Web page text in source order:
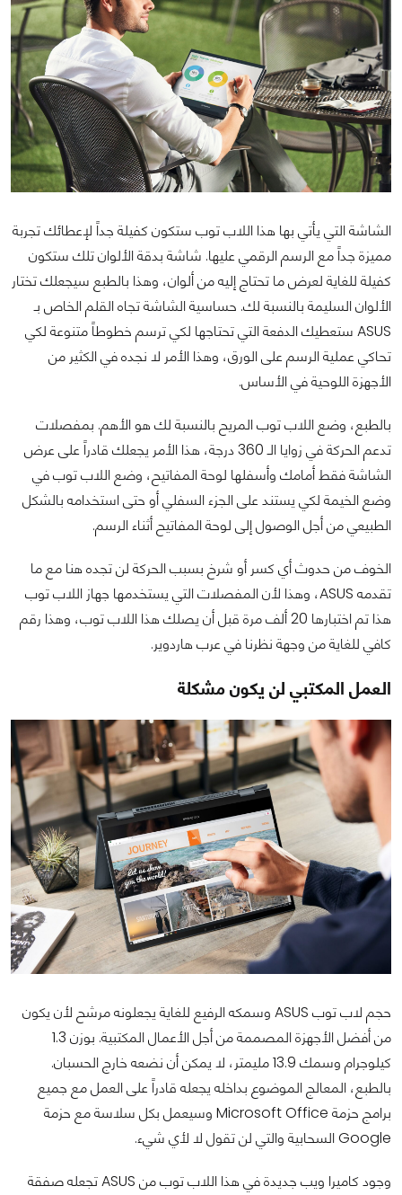
الشاشة التي يأتي بها هذا اللاب توب ستكون كفيلة جداً لإعطائك تجربة
مميزة جداً مع الرسم الرقمي عليها. شاشة بدقة الألوان تلك ستكون
كفيلة للغاية لعرض ما تحتاج إليه من ألوان، وهذا بالطبع سيجعلك تختار
الألوان السليمة بالنسبة لك. حساسية الشاشة تجاه القلم الخاص بـ
ASUS ستعطيك الدفعة التي تحتاجها لكي ترسم خطوطاً متنوعة لكي
تحاكي عملية الرسم على الورق، وهذا الأمر لا نجده في الكثير من
الأجهزة اللوحية في الأساس.
بالطبع، وضع اللاب توب المريح بالنسبة لك هو الأهم. بمفصلات
تدعم الحركة في زوايا الـ 360 درجة، هذا الأمر يجعلك قادراً على عرض
الشاشة فقط أمامك وأسفلها لوحة المفاتيح، وضع اللاب توب في
وضع الخيمة لكي يستند على الجزء السفلي أو حتى استخدامه بالشكل
الطبيعي من أجل الوصول إلى لوحة المفاتيح أثناء الرسم.
الخوف من حدوث أي كسر أو شرخ بسبب الحركة لن تجده هنا مع ما
تقدمه ASUS، وهذا لأن المفصلات التي يستخدمها جهاز اللاب توب
هذا تم اختبارها 20 ألف مرة قبل أن يصلك هذا اللاب توب، وهذا رقم
كافي للغاية من وجهة نظرنا في عرب هاردوير.
العمل المكتبي لن يكون مشكلة
حجم لاب توب ASUS وسمكه الرفيع للغاية يجعلونه مرشح لأن يكون
من أفضل الأجهزة المصممة من أجل الأعمال المكتبية. بوزن 1.3
كيلوجرام وسمك 13.9 مليمتر، لا يمكن أن نضعه خارج الحسبان.
بالطبع، المعالج الموضوع بداخله يجعله قادراً على العمل مع جميع
برامج حزمة Microsoft Office وسيعمل بكل سلاسة مع حزمة
Google السحابية والتي لن تقول لا لأي شيء.
وجود كاميرا ويب جديدة في هذا اللاب توب من ASUS تجعله صفقة